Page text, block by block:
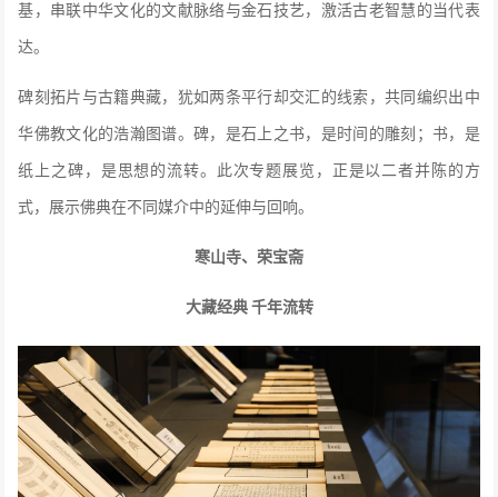
基，串联中华文化的文献脉络与金石技艺，激活古老智慧的当代表
达。
碑刻拓片与古籍典藏，犹如两条平行却交汇的线索，共同编织出中
华佛教文化的浩瀚图谱。碑，是石上之书，是时间的雕刻；书，是
纸上之碑，是思想的流转。此次专题展览，正是以二者并陈的方
式，展示佛典在不同媒介中的延伸与回响。
寒山寺、荣宝斋
大藏经典 千年流转